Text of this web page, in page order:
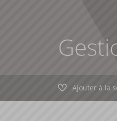
Ajouter à la